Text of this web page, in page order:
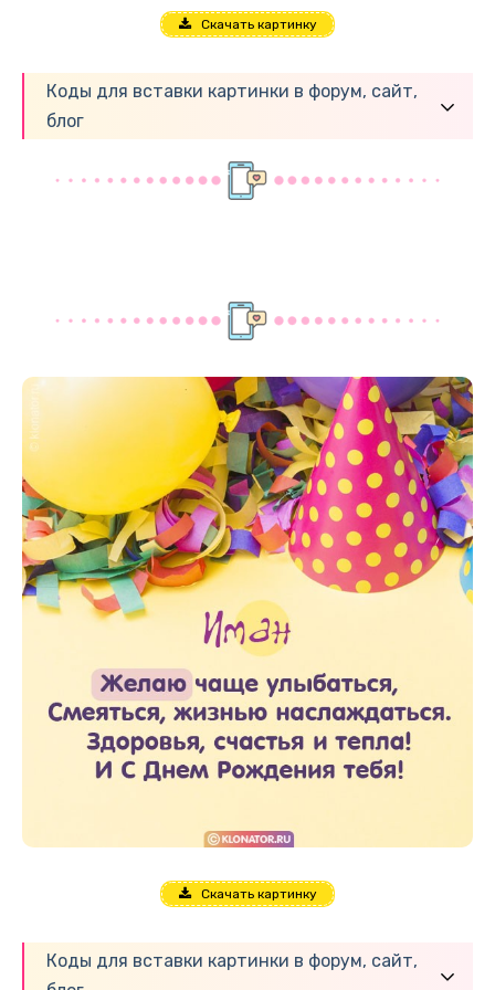
Скачать картинку
Коды для вставки картинки в форум, сайт,
блог
Скачать картинку
Коды для вставки картинки в форум, сайт,